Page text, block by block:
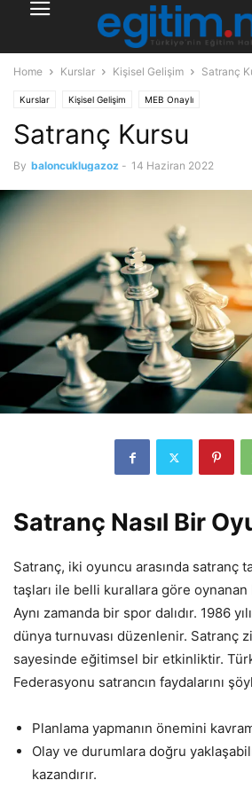
Home Kurslar Kişisel Gelişim Satranç
Kurslar Kişisel Gelişim MEB Onaylı
Satranç Kursu
By baloncuklugazoz - 14 Haziran 2022
Satranç Nasıl Bir
Satranç, iki oyuncu arasında satranç
taşları ile belli kurallara göre
Aynı zamanda bir spor dalıdır. 1986
dünya turnuvası düzenlenir. Satranç
sayesinde eğitimsel bir etkinliktir.
Federasyonu satrancın faydalarını
Planlama yapmanın önemini
Olay ve durumlara doğru
kazandırır.